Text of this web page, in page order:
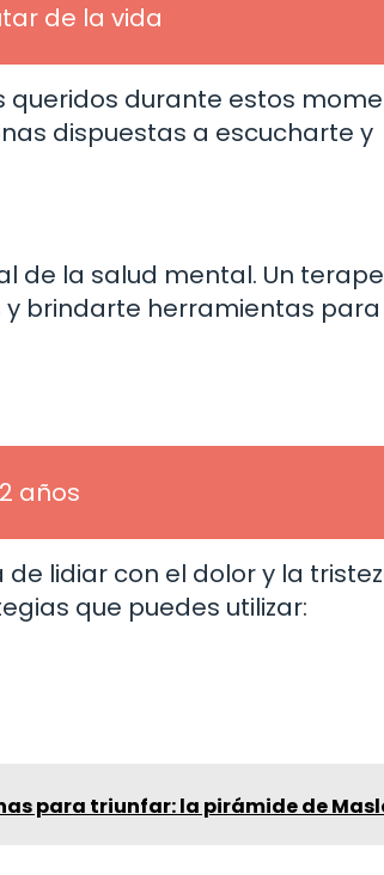
de la vida
queridos durante estos
dispuestas a escucharte y
de la salud mental. Un
brindarte herramientas para
años
lidiar con el dolor y la
que puedes utilizar:
para triunfar: la pirámide de